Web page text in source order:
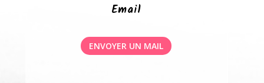
Email
ENVOYER UN MAIL